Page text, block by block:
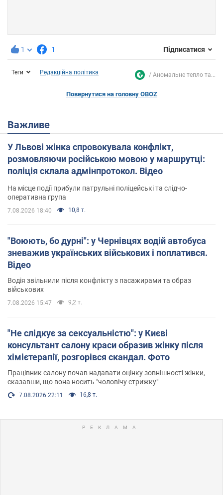
1 1 Підписатися
Теги Редакційна політика Аномальне тепло та...
Повернутися на головну OBOZ
Важливе
У Львові жінка спровокувала конфлікт,
розмовляючи російською мовою у маршрутці:
поліція склала адмінпротокол. Відео
На місце події прибули патрульні поліцейські та слідчо-
оперативна група
7.08.2026 18:40 10,8 т.
"Воюють, бо дурні": у Чернівцях водій автобуса
зневажив українських військових і поплатився.
Відео
Водія звільнили після конфлікту з пасажирами та образ
військових
7.08.2026 15:47 9,2 т.
"Не слідкує за сексуальністю": у Києві
консультант салону краси образив жінку після
хімієтерапії, розгорівся скандал. Фото
Працівник салону почав надавати оцінку зовнішності жінки,
сказавши, що вона носить "чоловічу стрижку"
7.08.2026 22:11 16,8 т.